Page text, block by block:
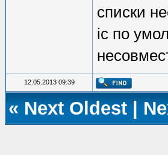
списки
ic по
12.05.2013 09:39
« Next Oldest